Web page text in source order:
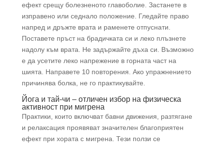
ефект срещу болезненото главоболие. Застанете в
изправено или седнало положение. Гледайте право
напред и дръжте врата и раменете отпуснати.
Поставете пръст на брадичката си и леко плъзнете
надолу към врата. Не задържайте дъха си. Възможно
е да усетите леко напрежение в горната част на
шията. Направете 10 повторения. Ако упражнението
причинява болка, не го практикувайте.
Йога и тай-чи – отличен избор на физическа
активност при мигрена
Практики, които включват бавни движения, разтягане
и релаксация проявяват значителен благоприятен
ефект при хората с мигрена. Тези ползи се